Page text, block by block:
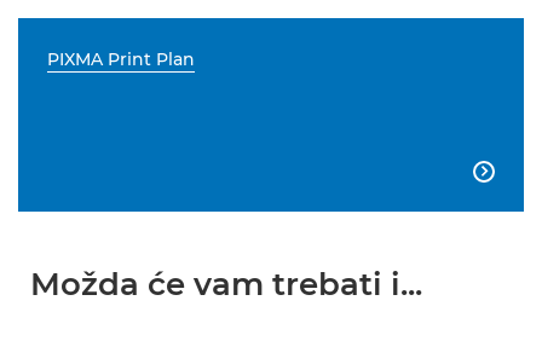
PIXMA Print Plan

Možda će vam trebati i...